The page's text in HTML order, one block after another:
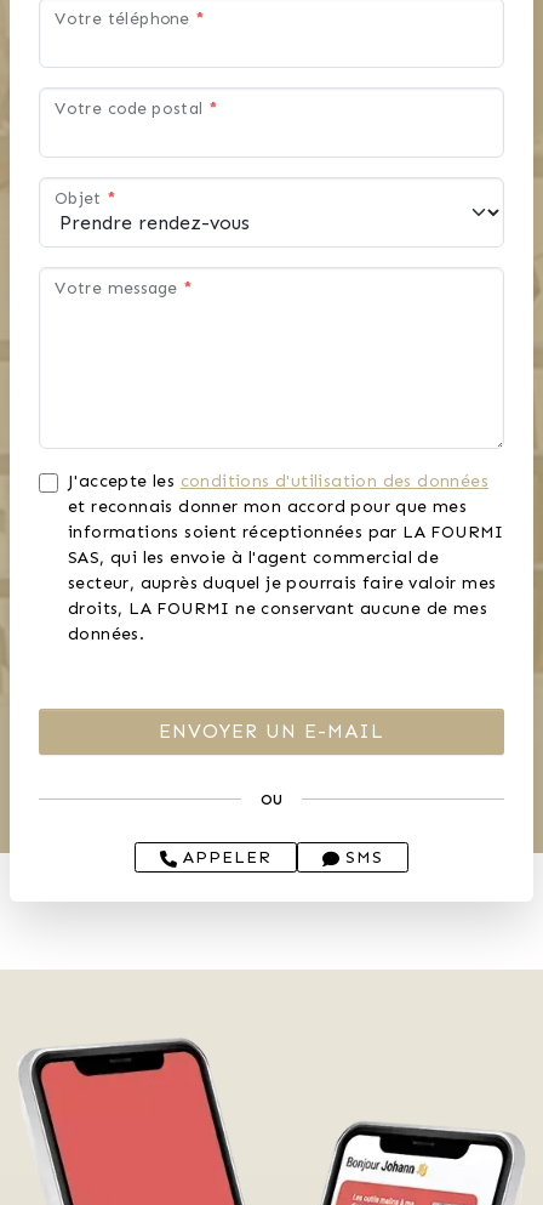
Votre téléphone *
Votre code postal *
Objet *
Votre message *
J'accepte les conditions d'utilisation des données
et reconnais donner mon accord pour que mes
informations soient réceptionnées par LA FOURMI
SAS, qui les envoie à l'agent commercial de
secteur, auprès duquel je pourrais faire valoir mes
droits, LA FOURMI ne conservant aucune de mes
données.
ou
APPELER SMS